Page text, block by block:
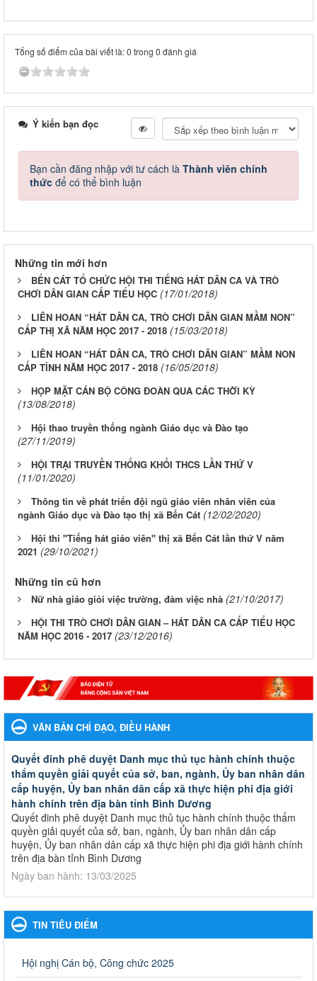
Tổng số điểm của bài viết là: 0 trong 0 đánh giá
Ý kiến bạn đọc
Bạn cần đăng nhập với tư cách là Thành viên chính
thức để có thể bình luận
Những tin mới hơn
BẾN CÁT TỔ CHỨC HỘI THI TIẾNG HÁT DÂN CA VÀ TRÒ
CHƠI DÂN GIAN CẤP TIỂU HỌC (17/01/2018)
LIÊN HOAN “HÁT DÂN CA, TRÒ CHƠI DÂN GIAN MẦM NON”
CẤP THỊ XÃ NĂM HỌC 2017 - 2018 (15/03/2018)
LIÊN HOAN “HÁT DÂN CA, TRÒ CHƠI DÂN GIAN” MẦM NON
CẤP TỈNH NĂM HỌC 2017 - 2018 (16/05/2018)
HỌP MẶT CÁN BỘ CÔNG ĐOÀN QUA CÁC THỜI KỲ
(13/08/2018)
Hội thao truyền thống ngành Giáo dục và Đào tạo
(27/11/2019)
HỘI TRẠI TRUYỀN THỐNG KHỐI THCS LẦN THỨ V
(11/01/2020)
Thông tin về phát triển đội ngũ giáo viên nhân viên của
ngành Giáo dục và Đào tạo thị xã Bến Cát (12/02/2020)
Hội thi "Tiếng hát giáo viên" thị xã Bến Cát lần thứ V năm
2021 (29/10/2021)
Những tin cũ hơn
Nữ nhà giáo giỏi việc trường, đảm việc nhà (21/10/2017)
HỘI THI TRÒ CHƠI DÂN GIAN – HÁT DÂN CA CẤP TIỂU HỌC
NĂM HỌC 2016 - 2017 (23/12/2016)
VĂN BẢN CHỈ ĐẠO, ĐIỀU HÀNH
Quyết đinh phê duyệt Danh mục thủ tục hành chính thuộc
thẩm quyền giải quyết của sở, ban, ngành, Ủy ban nhân dân
cấp huyện, Ủy ban nhân dân cấp xã thực hiện phi địa giới
hành chính trên địa bàn tỉnh Bình Dương
Quyết đinh phê duyệt Danh mục thủ tục hành chính thuộc thẩm
quyền giải quyết của sở, ban, ngành, Ủy ban nhân dân cấp
huyện, Ủy ban nhân dân cấp xã thực hiện phi địa giới hành chính
trên địa bàn tỉnh Bình Dương
Ngày ban hành: 13/03/2025
Kế hoạch Phổ biến, giáo dục pháp luật năm 2025 của ngành
Giáo dục và Đào tạo thành phố Bến Cát
Kế hoạch Phổ biến, giáo dục pháp luật năm 2025 của ngành
Ngày ban hành: 28/02/2025
TIN TIÊU ĐIỂM
Hội nghị Cán bộ, Công chức 2025